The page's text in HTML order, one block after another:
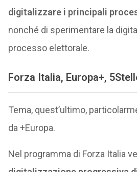
digitalizzare i principali
nonché di sperimentare la
processo elettorale.
Forza Italia, Europa+,
Tema, quest’ultimo,
da +Europa.
Nel programma di Forza Italia